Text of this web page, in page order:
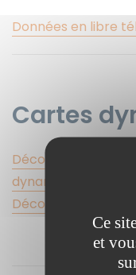
Données en libre
Cartes
Découverte du
dynamique
Découverte du
Ce
et